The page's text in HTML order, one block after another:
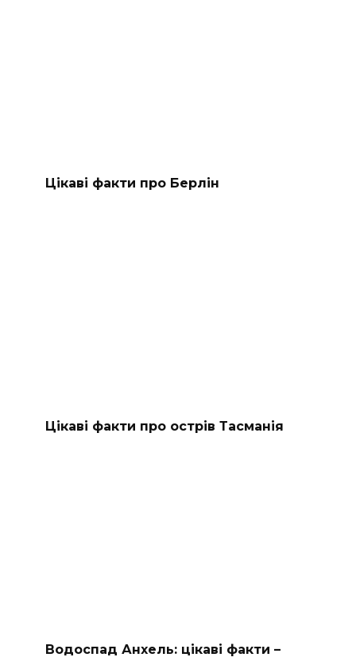
Цікаві факти про Берлін
Цікаві факти про острів Тасманія
Водоспад Анхель: цікаві факти –